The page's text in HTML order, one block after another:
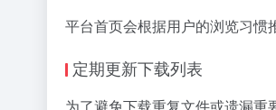
平台首页会根据用户的浏览习惯
定期更新下载列表
为了避免下载重复文件或遗漏重